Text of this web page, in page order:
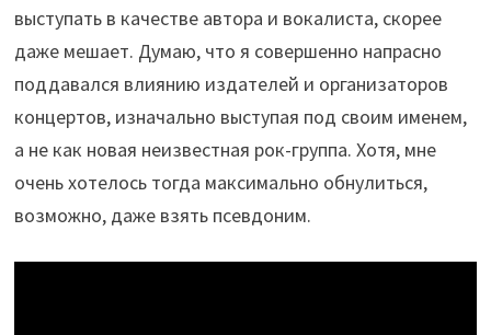
выступать в качестве автора и вокалиста, скорее
даже мешает. Думаю, что я совершенно напрасно
поддавался влиянию издателей и организаторов
концертов, изначально выступая под своим именем,
а не как новая неизвестная рок-группа. Хотя, мне
очень хотелось тогда максимально обнулиться,
возможно, даже взять псевдоним.